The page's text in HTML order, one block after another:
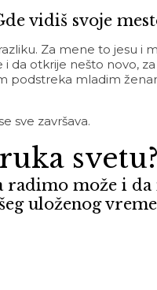
vidiš svoje
Za mene to jesu
da otkrije nešto novo,
podstreka mladim
sve završava.
svetu?
radimo može i
uloženog